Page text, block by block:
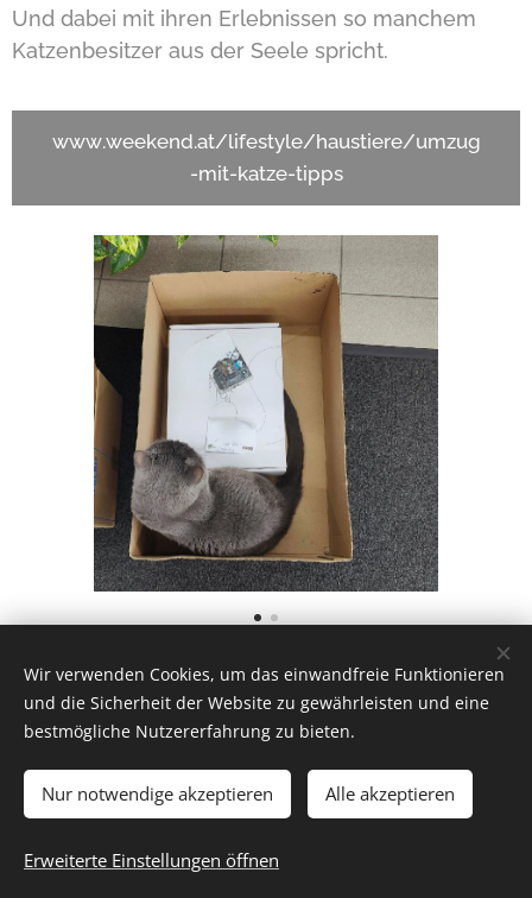
Und dabei mit ihren Erlebnissen so manchem
Katzenbesitzer aus der Seele spricht.
www.weekend.at/lifestyle/haustiere/umzug
-mit-katze-tipps
Share
Unterstützt vonWebnode
Wir verwenden Cookies, um das einwandfreie Funktionieren
und die Sicherheit der Website zu gewährleisten und eine
bestmögliche Nutzererfahrung zu bieten.
Nur notwendige akzeptieren Alle akzeptieren
Erweiterte Einstellungen öffnen